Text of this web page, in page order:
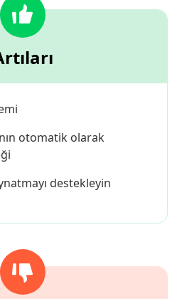
otomatik olarak
destekleyin